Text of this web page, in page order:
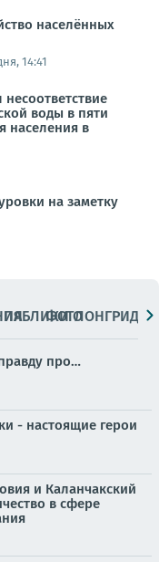
населённых
14:41
воды в пяти
населения в
на заметку
ПАБЛИКИ
ФОТОЛОНГРИДЫ
про…
- настоящие герои
и Каланчакский
в сфере